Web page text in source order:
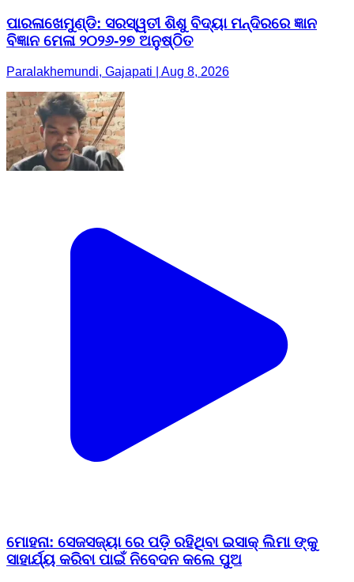
ପାରଳାଖେମୁଣ୍ଡି: ସରସ୍ୱତୀ ଶିଶୁ ବିଦ୍ୟା ମନ୍ଦିରରେ ଜ୍ଞାନ
ବିଜ୍ଞାନ ମେଳା ୨୦୨୬-୨୭ ଅନୁଷ୍ଠିତ
Paralakhemundi, Gajapati | Aug 8, 2026
ମୋହନା: ସେଜସଜ୍ୟା ରେ ପଡ଼ି ରହିଥିବା ଇସାକ୍ ଲିମା ଙ୍କୁ
ସାହାର୍ଯ୍ୟ କରିବା ପାଇଁ ନିବେଦନ କଲେ ପୁଅ